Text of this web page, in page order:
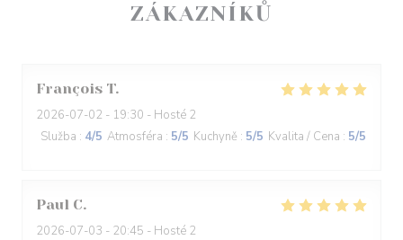
ZÁKAZNÍKŮ
François T
2026-07-02 - 19:30 - Hosté 2
Služba : 4/5 Atmosféra : 5/5 Kuchyně : 5/5 Kvalita / Cena : 5/5
Paul C
2026-07-03 - 20:45 - Hosté 2